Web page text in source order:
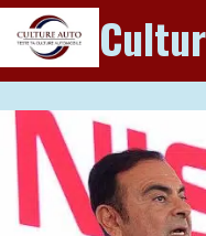
Aller
au
contenu